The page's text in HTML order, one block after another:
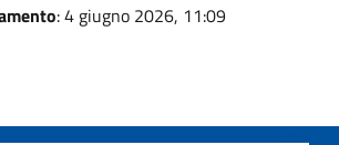
: 4 giugno 2026, 11:09